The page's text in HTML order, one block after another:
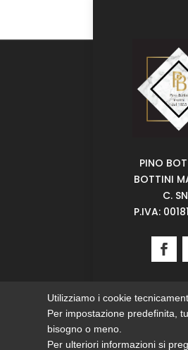
PINO
BOTTINI
C.
P.IVA:
Sito web
Utilizziamo i cookie
Per impostazione predefinita,
bisogno o meno.
Per ulteriori informazioni si